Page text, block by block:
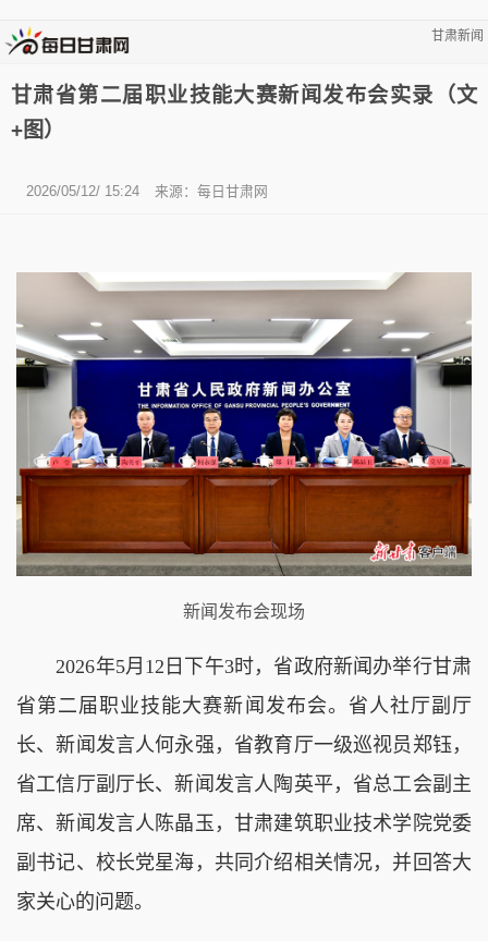
甘肃新闻
甘肃省第二届职业技能大赛新闻发布会实录（文
+图）
2026/05/12/ 15:24 来源： 每日甘肃网
新闻发布会现场
2026年5月12日下午3时，省政府新闻办举行甘肃
省第二届职业技能大赛新闻发布会。省人社厅副厅
长、新闻发言人何永强，省教育厅一级巡视员郑钰，
省工信厅副厅长、新闻发言人陶英平，省总工会副主
席、新闻发言人陈晶玉，甘肃建筑职业技术学院党委
副书记、校长党星海，共同介绍相关情况，并回答大
家关心的问题。